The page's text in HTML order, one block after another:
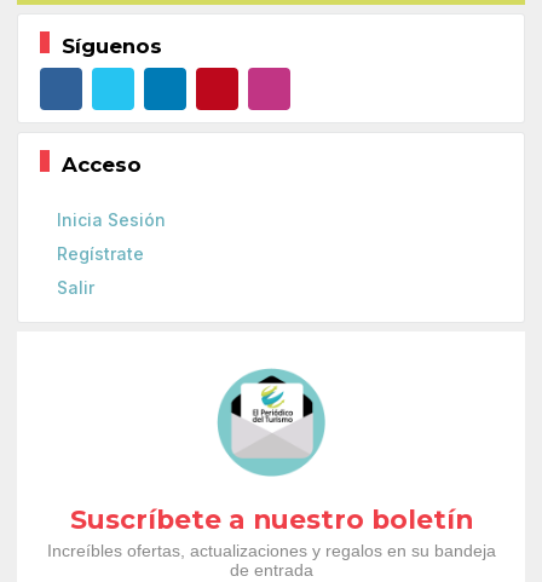
Síguenos
Acceso
Inicia Sesión
Regístrate
Salir
Suscríbete a nuestro boletín
Increíbles ofertas, actualizaciones y regalos en su bandeja
de entrada